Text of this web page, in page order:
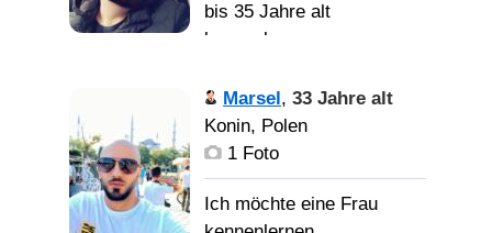
bis 35 Jahre alt
kennenlernen
Marsel, 33 Jahre alt
Konin, Polen
1 Foto